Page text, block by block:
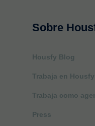
Sobre
Housfy Blog
Trabaja en Housfy
Trabaja como
Press